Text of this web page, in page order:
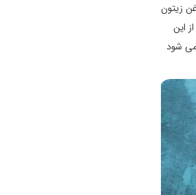
زیتون
این
می شود